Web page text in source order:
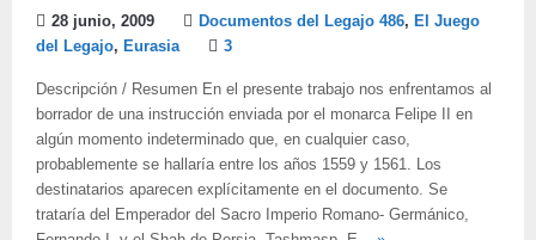
28 junio, 2009 Documentos del Legajo 486, El Juego
del Legajo, Eurasia 3
Descripción / Resumen En el presente trabajo nos enfrentamos al
borrador de una instrucción enviada por el monarca Felipe II en
algún momento indeterminado que, en cualquier caso,
probablemente se hallaría entre los años 1559 y 1561. Los
destinatarios aparecen explícitamente en el documento. Se
trataría del Emperador del Sacro Imperio Romano- Germánico,